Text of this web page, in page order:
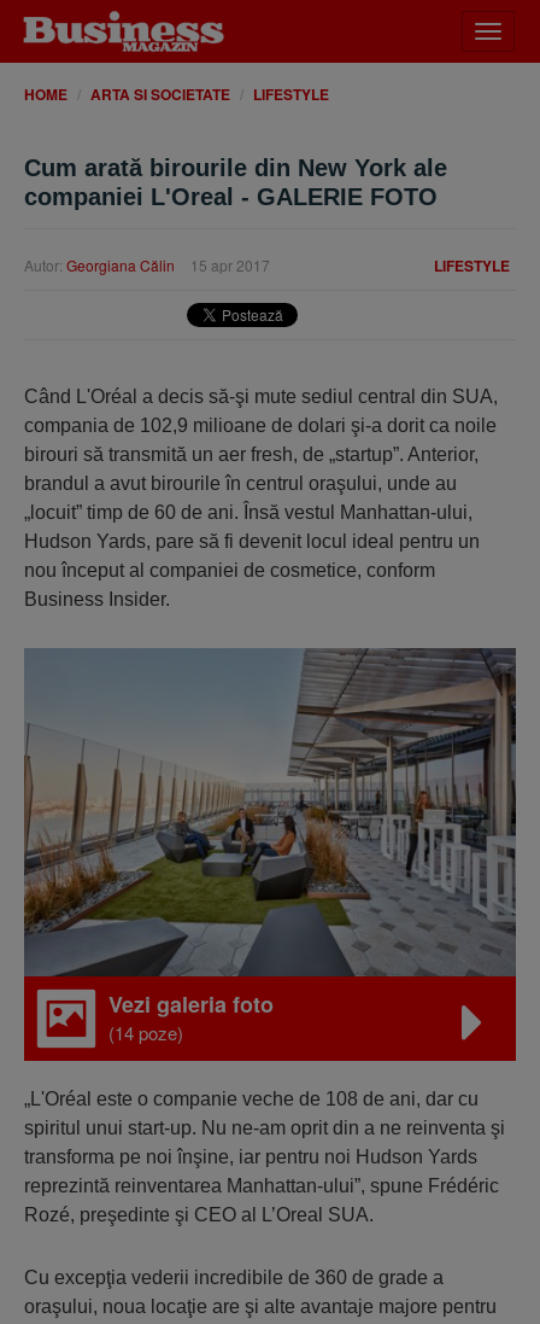
meniu
HOME ARTA SI SOCIETATE LIFESTYLE
Cum arată birourile din New York ale
companiei L'Oreal - GALERIE FOTO
LIFESTYLE
Autor: Georgiana Călin 15 apr 2017
Când L'Oréal a decis să-şi mute sediul central din SUA,
compania de 102,9 milioane de dolari şi-a dorit ca noile
birouri să transmită un aer fresh, de „startup”. Anterior,
brandul a avut birourile în centrul oraşului, unde au
„locuit” timp de 60 de ani. Însă vestul Manhattan-ului,
Hudson Yards, pare să fi devenit locul ideal pentru un
nou început al companiei de cosmetice, conform
Business Insider.
Vezi galeria foto
(14 poze)
„L'Oréal este o companie veche de 108 de ani, dar cu
spiritul unui start-up. Nu ne-am oprit din a ne reinventa şi
transforma pe noi înşine, iar pentru noi Hudson Yards
reprezintă reinventarea Manhattan-ului”, spune Frédéric
Rozé, preşedinte şi CEO al L’Oreal SUA.
Cu excepţia vederii incredibile de 360 de grade a
oraşului, noua locaţie are şi alte avantaje majore pentru